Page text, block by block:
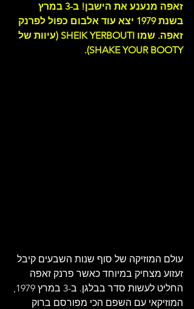
זאפה מנענע את הישבן! ב-3 במרץ
בשנת 1979 יצא עוד אלבום כפול לפרנק
זאפה. שמו SHEIK YERBOUTI (עיוות של
SHAKE YOUR BOOTY).
עולם המוזיקה של סוף שנות השבעים קיבל
זעזוע מצחיק במיוחד כאשר פרנק זאפה
המוזיקאי עם השפם הכי מפורסם ברוק